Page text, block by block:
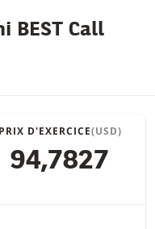
BEST Call
PRIX D'EXERCICE(USD)
94,7827